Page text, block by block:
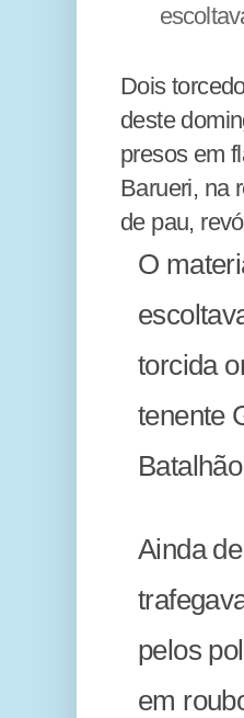
Dois
deste
presos em
Barueri, na
de pau,
O
torcida
tenente
Ainda
pelos
em